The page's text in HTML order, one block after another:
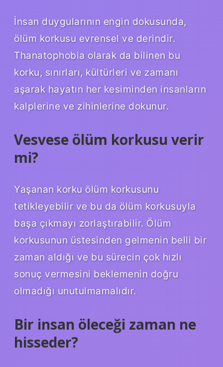
İnsan duygularının engin dokusunda,
ölüm korkusu evrensel ve derindir.
Thanatophobia olarak da bilinen bu
korku, sınırları, kültürleri ve zamanı
aşarak hayatın her kesiminden insanların
kalplerine ve zihinlerine dokunur.
Vesvese ölüm korkusu verir
mi?
Yaşanan korku ölüm korkusunu
tetikleyebilir ve bu da ölüm korkusuyla
başa çıkmayı zorlaştırabilir. Ölüm
korkusunun üstesinden gelmenin belli bir
zaman aldığı ve bu sürecin çok hızlı
sonuç vermesini beklemenin doğru
olmadığı unutulmamalıdır.
Bir insan öleceği zaman ne
hisseder?